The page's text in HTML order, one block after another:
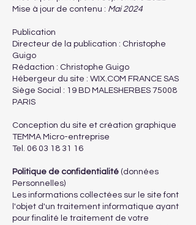
Mise à jour de contenu : Mai 2024
Publication
Directeur de la publication : Christophe
Guigo
Rédaction : Christophe Guigo
Hébergeur du site : WIX.COM FRANCE SAS
Siège Social : 19 BD MALESHERBES 75008
PARIS
Conception du site et création graphique
TEMMA Micro-entreprise
Tel. 06 03 18 31 16
Politique de confidentialité (données
Personnelles)
Les informations collectées sur le site font
l'objet d'un traitement informatique ayant
pour finalité le traitement de votre